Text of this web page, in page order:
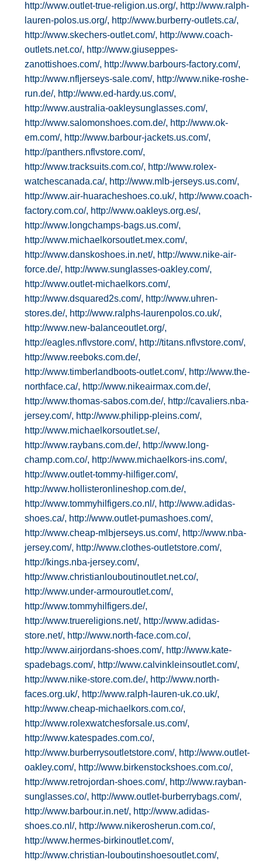
http://www.outlet-true-religion.us.org/, http://www.ralph-
lauren-polos.us.org/, http://www.burberry-outlets.ca/,
http://www.skechers-outlet.com/, http://www.coach-
outlets.net.co/, http://www.giuseppes-
zanottishoes.com/, http://www.barbours-factory.com/,
http://www.nfljerseys-sale.com/, http://www.nike-roshe-
run.de/, http://www.ed-hardy.us.com/,
http://www.australia-oakleysunglasses.com/,
http://www.salomonshoes.com.de/, http://www.ok-
em.com/, http://www.barbour-jackets.us.com/,
http://panthers.nflvstore.com/,
http://www.tracksuits.com.co/, http://www.rolex-
watchescanada.ca/, http://www.mlb-jerseys.us.com/,
http://www.air-huaracheshoes.co.uk/, http://www.coach-
factory.com.co/, http://www.oakleys.org.es/,
http://www.longchamps-bags.us.com/,
http://www.michaelkorsoutlet.mex.com/,
http://www.danskoshoes.in.net/, http://www.nike-air-
force.de/, http://www.sunglasses-oakley.com/,
http://www.outlet-michaelkors.com/,
http://www.dsquared2s.com/, http://www.uhren-
stores.de/, http://www.ralphs-laurenpolos.co.uk/,
http://www.new-balanceoutlet.org/,
http://eagles.nflvstore.com/, http://titans.nflvstore.com/,
http://www.reeboks.com.de/,
http://www.timberlandboots-outlet.com/, http://www.the-
northface.ca/, http://www.nikeairmax.com.de/,
http://www.thomas-sabos.com.de/, http://cavaliers.nba-
jersey.com/, http://www.philipp-pleins.com/,
http://www.michaelkorsoutlet.se/,
http://www.raybans.com.de/, http://www.long-
champ.com.co/, http://www.michaelkors-ins.com/,
http://www.outlet-tommy-hilfiger.com/,
http://www.hollisteronlineshop.com.de/,
http://www.tommyhilfigers.co.nl/, http://www.adidas-
shoes.ca/, http://www.outlet-pumashoes.com/,
http://www.cheap-mlbjerseys.us.com/, http://www.nba-
jersey.com/, http://www.clothes-outletstore.com/,
http://kings.nba-jersey.com/,
http://www.christianlouboutinoutlet.net.co/,
http://www.under-armouroutlet.com/,
http://www.tommyhilfigers.de/,
http://www.truereligions.net/, http://www.adidas-
store.net/, http://www.north-face.com.co/,
http://www.airjordans-shoes.com/, http://www.kate-
spadebags.com/, http://www.calvinkleinsoutlet.com/,
http://www.nike-store.com.de/, http://www.north-
faces.org.uk/, http://www.ralph-lauren-uk.co.uk/,
http://www.cheap-michaelkors.com.co/,
http://www.rolexwatchesforsale.us.com/,
http://www.katespades.com.co/,
http://www.burberrysoutletstore.com/, http://www.outlet-
oakley.com/, http://www.birkenstockshoes.com.co/,
http://www.retrojordan-shoes.com/, http://www.rayban-
sunglasses.co/, http://www.outlet-burberrybags.com/,
http://www.barbour.in.net/, http://www.adidas-
shoes.co.nl/, http://www.nikerosherun.com.co/,
http://www.hermes-birkinoutlet.com/,
http://www.christian-louboutinshoesoutlet.com/,